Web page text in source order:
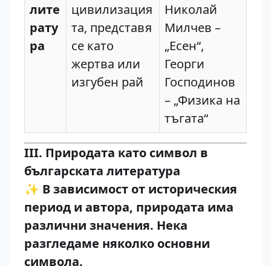
лите
рату
ра
цивилизация
та, представя
се като
жертва или
изгубен рай
Николай
Милчев –
„Есен“,
Георги
Господинов
– „Физика на
тъгата“
III. Природата като символ в
българската литература
✨ В зависимост от историческия
период и автора, природата има
различни значения. Нека
разгледаме няколко основни
символа.